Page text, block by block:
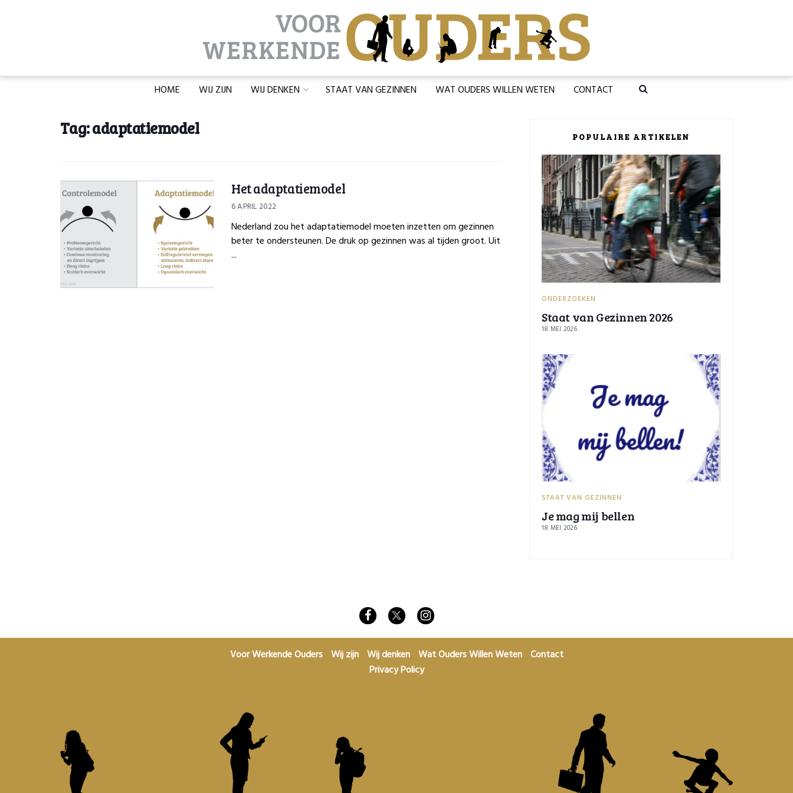
HOME WIJ ZIJN WIJ DENKEN STAAT VAN GEZINNEN WAT OUDERS WILLEN WETEN CONTACT
Tag:adaptatiemodel
Het adaptatiemodel
6 APRIL 2022
Nederland zou het adaptatiemodel moeten inzetten om gezinnen
beter te ondersteunen. De druk op gezinnen was al tijden groot. Uit
...
POPULAIRE ARTIKELEN
ONDERZOEKEN
Staat van Gezinnen 2026
18 MEI 2026
STAAT VAN GEZINNEN
Je mag mij bellen
18 MEI 2026
Voor Werkende Ouders Wij zijn Wij denken Wat Ouders Willen Weten Contact
Privacy Policy